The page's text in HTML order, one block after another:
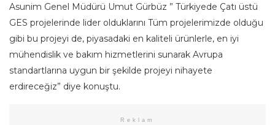
Asunim Genel Müdürü Umut Gürbüz ” Türkiyede Çatı üstü
GES projelerinde lider olduklarını Tüm projelerimizde olduğu
gibi bu projeyi de, piyasadaki en kaliteli ürünlerle, en iyi
mühendislik ve bakım hizmetlerini sunarak Avrupa
standartlarına uygun bir şekilde projeyi nihayete
erdireceğiz” diye konuştu.
Reklam